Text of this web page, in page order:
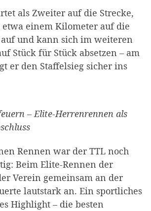
als Zweiter auf die Strecke,
einem Kilometer auf die
und kann sich im weiteren
Stück für Stück absetzen – am
er den Staffelsieg sicher ins
– Elite-Herrenrennen als
Rennen war der TTL noch
Beim Elite-Rennen der
Verein gemeinsam an der
lautstark an. Ein sportliches
Highlight – die besten